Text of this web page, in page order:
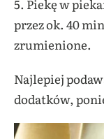
5. Piekę w
przez ok. 40
zrumienione.
Najlepiej
dodatków,